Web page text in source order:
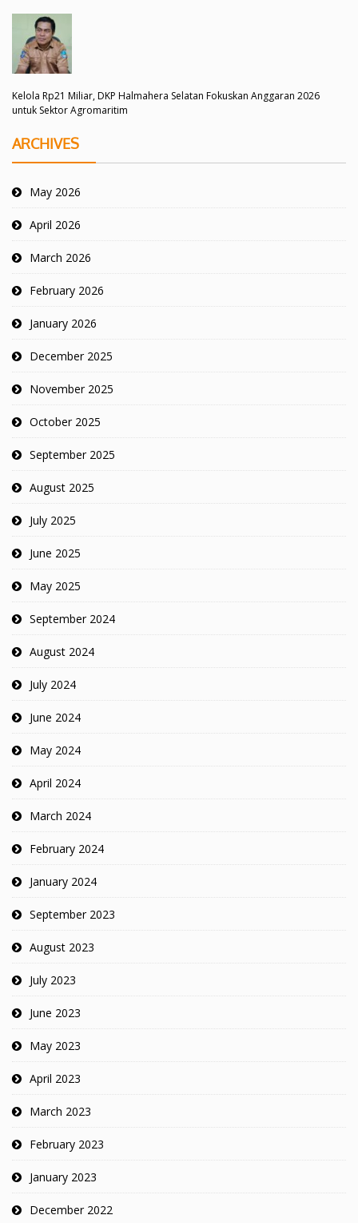
Kelola Rp21 Miliar, DKP Halmahera Selatan Fokuskan Anggaran 2026
untuk Sektor Agromaritim
ARCHIVES
May 2026
April 2026
March 2026
February 2026
January 2026
December 2025
November 2025
October 2025
September 2025
August 2025
July 2025
June 2025
May 2025
September 2024
August 2024
July 2024
June 2024
May 2024
April 2024
March 2024
February 2024
January 2024
September 2023
August 2023
July 2023
June 2023
May 2023
April 2023
March 2023
February 2023
January 2023
December 2022